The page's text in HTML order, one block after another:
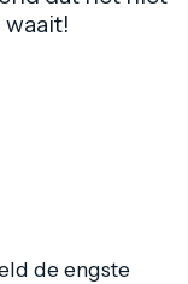
de engste